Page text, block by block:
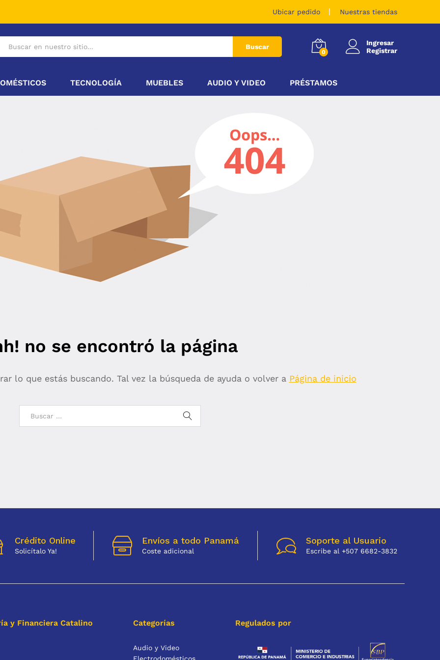
Ubicar pedido Nuestras tiendas
Buscar
0
Ingresar
Registrar
TECNOLOGÍA MUEBLES AUDIO Y VIDEO PRÉSTAMOS
no se encontró la página
lo que estás buscando. Tal vez la búsqueda de ayuda o volver a Página de inicio
Crédito Online
Solicítalo Ya!
Envíos a todo Panamá
Coste adicional
Soporte al Usuario
Escribe al +507 6682-3832
y Financiera Catalino Categorías
Audio y Video
Electrodomésticos
Regulados por